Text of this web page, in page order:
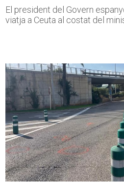
El president del Govern
viatja a Ceuta al costat del